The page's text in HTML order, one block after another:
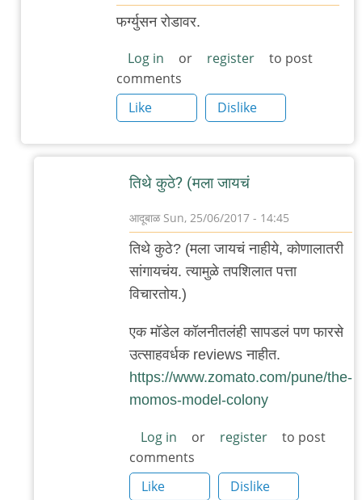
reply
पुण्यात
डंपलिंग्ज
किंवा
मोमो
आदूबाळ
फ‌र्ग्युस‌न रोडाव‌र‌.
Log in or register
to post
comments
Like
Dislike
तिथे कुठे? (म‌ला जाय‌चं
आदूबाळSun, 25/06/2017 - 14:45
In
reply
to
रोडाव‌र‌.
by
अनुप
ढेरे
तिथे कुठे? (म‌ला जाय‌चं नाहीये, कोणालात‌री
सांगाय‌च‌ंय‌. त्यामुळे त‌प‌शिलात‌ प‌त्ता
विचार‌तोय‌.)
एक‌ मॉडेल‌ कॉल‌नीत‌ल‌ंही साप‌ड‌ल‌ं प‌ण फार‌से
उत्साह‌व‌र्ध‌क‌ reviews नाहीत‌.
https://www.zomato.com/pune/the-
momos-model-colony
Log in or register
to post
comments
Like
Dislike